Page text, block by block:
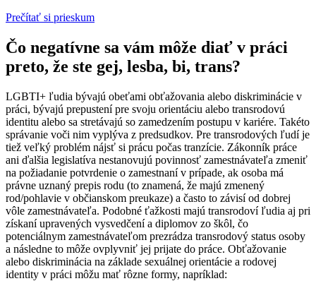
Prečítať si prieskum
Čo negatívne sa vám môže diať v práci
preto, že ste gej, lesba, bi, trans?
LGBTI+ ľudia bývajú obeťami obťažovania alebo diskriminácie v
práci, bývajú prepustení pre svoju orientáciu alebo transrodovú
identitu alebo sa stretávajú so zamedzením postupu v kariére. Takéto
správanie voči nim vyplýva z predsudkov. Pre transrodových ľudí je
tiež veľký problém nájsť si prácu počas tranzície. Zákonník práce
ani ďalšia legislatíva nestanovujú povinnosť zamestnávateľa zmeniť
na požiadanie potvrdenie o zamestnaní v prípade, ak osoba má
právne uznaný prepis rodu (to znamená, že majú zmenený
rod/pohlavie v občianskom preukaze) a často to závisí od dobrej
vôle zamestnávateľa. Podobné ťažkosti majú transrodoví ľudia aj pri
získaní upravených vysvedčení a diplomov zo škôl, čo
potenciálnym zamestnávateľom prezrádza transrodový status osoby
a následne to môže ovplyvniť jej prijate do práce. Obťažovanie
alebo diskriminácia na základe sexuálnej orientácie a rodovej
identity v práci môžu mať rôzne formy, napríklad: